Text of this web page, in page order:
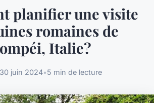
planifier une visite
romaines de
Italie?
30 juin 2024•5 min de lecture